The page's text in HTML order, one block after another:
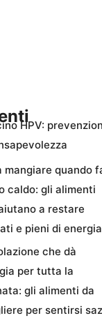
HPV:
mangiare quando
caldo: gli alimenti
a restare
e pieni di energia
che dà
per tutta la
gli alimenti da
per sentirsi